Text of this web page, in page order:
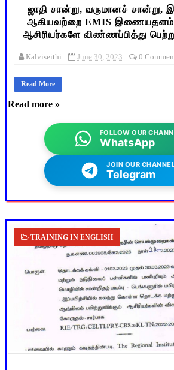
ஜாதி சான்று, வருமானச் சான்று,
ஆகியவற்றை EMIS இணையதளம்
ஆசிரியர்களே விண்ணப்பித்து
Kalviseithi June 30, 2023 0
Read More
Read more »
FOLLOW OUR
WhatsApp
JOIN OUR
Telegram
TRAINING IN ENGLISH